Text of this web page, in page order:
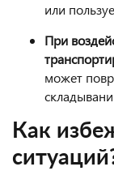
или
При
может
Как